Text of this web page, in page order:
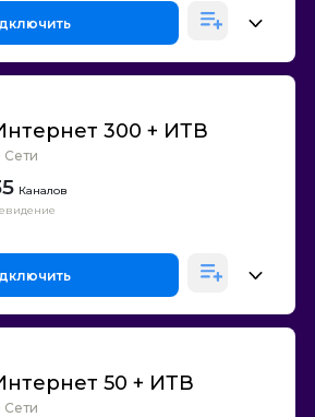
300 + ИТВ
Сети
Каналов
50 + ИТВ
Сети